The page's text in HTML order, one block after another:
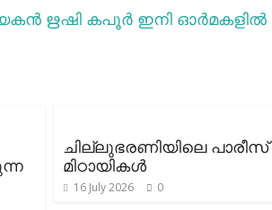
ഋഷി കപൂർ ഇനി ഓർമകളിൽ
ചില്ലുഭരണിയിലെ പാരീസ്
മിഠായികള്‍
16 July 2026 0